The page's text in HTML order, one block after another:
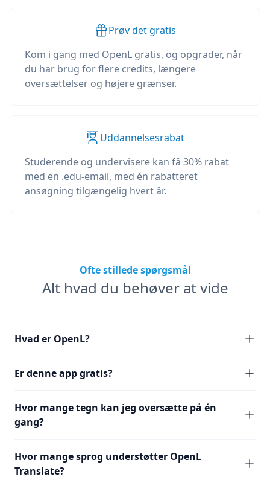
Prøv det gratis
Kom i gang med OpenL gratis, og opgrader, når
du har brug for flere credits, længere
oversættelser og højere grænser.
Uddannelsesrabat
Studerende og undervisere kan få 30% rabat
med en .edu-email, med én rabatteret
ansøgning tilgængelig hvert år.
Ofte stillede spørgsmål
Alt hvad du behøver at vide
Hvad er OpenL?
Er denne app gratis?
Hvor mange tegn kan jeg oversætte på én
gang?
Hvor mange sprog understøtter OpenL
Translate?